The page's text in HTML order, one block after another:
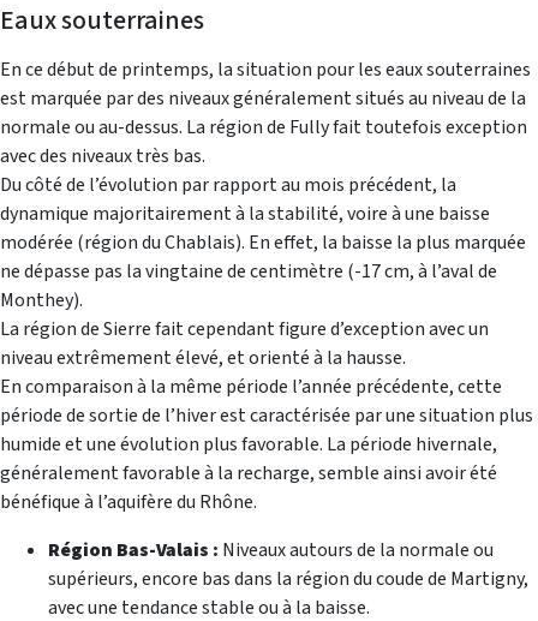
Eaux souterraines
En ce début de printemps, la situation pour les eaux souterraines
est marquée par des niveaux généralement situés au niveau de la
normale ou au-dessus. La région de Fully fait toutefois exception
avec des niveaux très bas.
Du côté de l’évolution par rapport au mois précédent, la
dynamique majoritairement à la stabilité, voire à une baisse
modérée (région du Chablais). En effet, la baisse la plus marquée
ne dépasse pas la vingtaine de centimètre (-17 cm, à l’aval de
Monthey).
La région de Sierre fait cependant figure d’exception avec un
niveau extrêmement élevé, et orienté à la hausse.
En comparaison à la même période l’année précédente, cette
période de sortie de l’hiver est caractérisée par une situation plus
humide et une évolution plus favorable. La période hivernale,
généralement favorable à la recharge, semble ainsi avoir été
bénéfique à l’aquifère du Rhône.
Région Bas-Valais : Niveaux autours de la normale ou
supérieurs, encore bas dans la région du coude de Martigny,
avec une tendance stable ou à la baisse.